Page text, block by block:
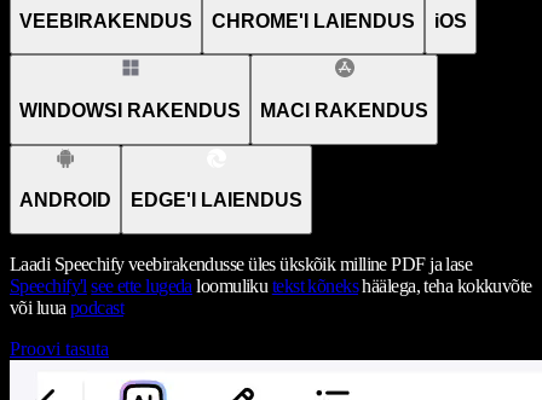
VEEBIRAKENDUS CHROME'I LAIENDUS iOS
WINDOWSI RAKENDUS MACI RAKENDUS
ANDROID EDGE'I LAIENDUS
Laadi Speechify veebirakendusse üles ükskõik milline PDF ja lase
Speechify'l see ette lugeda loomuliku tekst kõnekshäälega, teha kokkuvõte
või luua podcast
Proovi tasuta